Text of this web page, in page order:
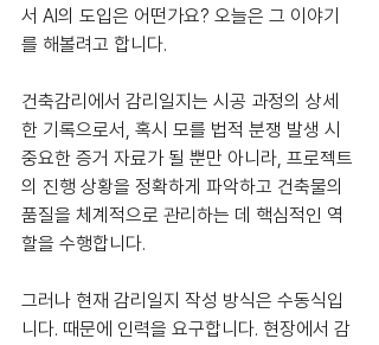
서 AI의 도입은 어떤가요? 오늘은 그 이야기
를 해볼려고 합니다.
건축감리에서 감리일지는 시공 과정의 상세
한 기록으로서, 혹시 모를 법적 분쟁 발생 시
중요한 증거 자료가 될 뿐만 아니라, 프로젝트
의 진행 상황을 정확하게 파악하고 건축물의
품질을 체계적으로 관리하는 데 핵심적인 역
할을 수행합니다.
그러나 현재 감리일지 작성 방식은 수동식입
니다. 때문에 인력을 요구합니다. 현장에서 감